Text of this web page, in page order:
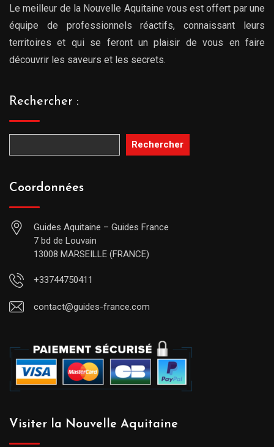
Le meilleur de la Nouvelle Aquitaine vous est offert par une
équipe de professionnels réactifs, connaissant leurs
territoires et qui se feront un plaisir de vous en faire
découvrir les saveurs et les secrets.
Rechercher :
Rechercher
Coordonnées
Guides Aquitaine – Guides France
7 bd de Louvain
13008 MARSEILLE (FRANCE)
+33744750411
contact@guides-france.com
Visiter la Nouvelle Aquitaine